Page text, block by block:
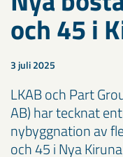
och 45 i
3 juli 2025
LKAB och Part
AB) har tecknat
nybyggnation av
och 45 i Nya